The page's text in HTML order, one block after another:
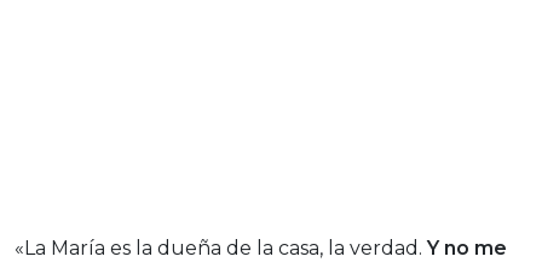
«La María es la dueña de la casa, la verdad. Y no me